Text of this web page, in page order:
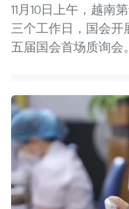
11月10日上午，越南
三个工作日，国会开
五届国会首场质询会。